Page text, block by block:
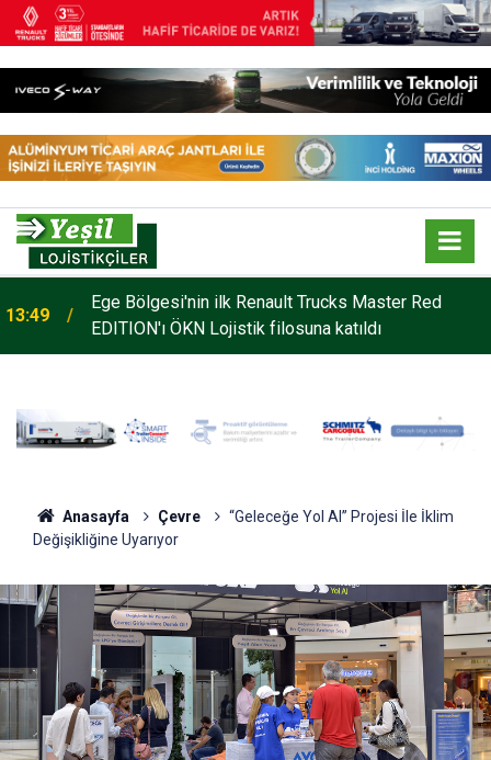
13:49
Ege Bölgesi'nin ilk Renault Trucks Master Red
EDITION'ı ÖKN Lojistik filosuna katıldı
Anasayfa Çevre
“Geleceğe Yol Al” Projesi İle İklim
Değişikliğine Uyarıyor